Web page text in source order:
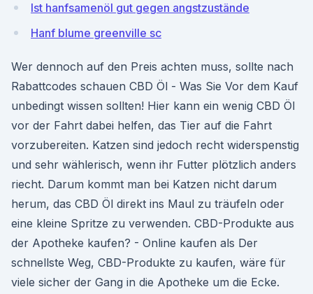
Ist hanfsamenöl gut gegen angstzustände
Hanf blume greenville sc
Wer dennoch auf den Preis achten muss, sollte nach
Rabattcodes schauen CBD Öl - Was Sie Vor dem Kauf
unbedingt wissen sollten! Hier kann ein wenig CBD Öl
vor der Fahrt dabei helfen, das Tier auf die Fahrt
vorzubereiten. Katzen sind jedoch recht widerspenstig
und sehr wählerisch, wenn ihr Futter plötzlich anders
riecht. Darum kommt man bei Katzen nicht darum
herum, das CBD Öl direkt ins Maul zu träufeln oder
eine kleine Spritze zu verwenden. CBD-Produkte aus
der Apotheke kaufen? - Online kaufen als Der
schnellste Weg, CBD-Produkte zu kaufen, wäre für
viele sicher der Gang in die Apotheke um die Ecke.